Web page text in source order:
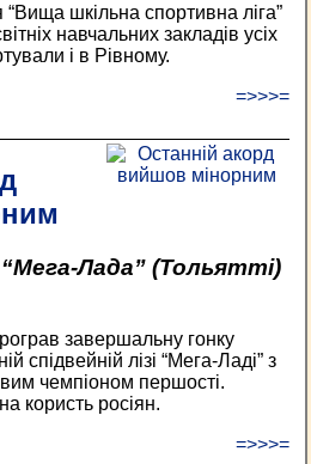
“Вища шкільна спортивна ліга”
навчальних закладів усіх
і в Рівному.
=>>>=
“Мега-Лада” (Тольятті)
завершальну гонку
спідвейній лізі “Мега-Ладі” з
чемпіоном першості.
користь росіян.
=>>>=